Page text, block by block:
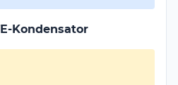
Kondensator